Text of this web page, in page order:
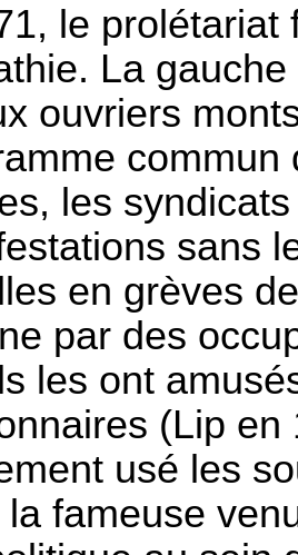
le
La
ouvriers
les
sans
en grè­ves
par des
les ont
(Lip
usé les
fameuse